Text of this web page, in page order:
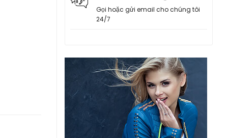
Gọi hoặc gửi email cho chúng tôi
24/7